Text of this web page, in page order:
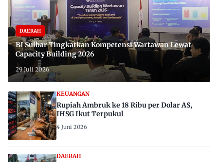
DAERAH
BI Sulbar Tingkatkan Kompetensi Wartawan Lewat
Capacity Building 2026
29 Juli 2026
KEUANGAN
Rupiah Ambruk ke 18 Ribu per Dolar AS,
IHSG Ikut Terpukul
4 Juni 2026
DAERAH